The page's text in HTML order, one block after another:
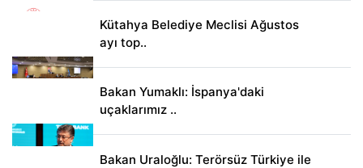
Kütahya Belediye Meclisi Ağustos
ayı top..
Bakan Yumaklı: İspanya'daki
uçaklarımız ..
Bakan Uraloğlu: Terörsüz Türkiye ile